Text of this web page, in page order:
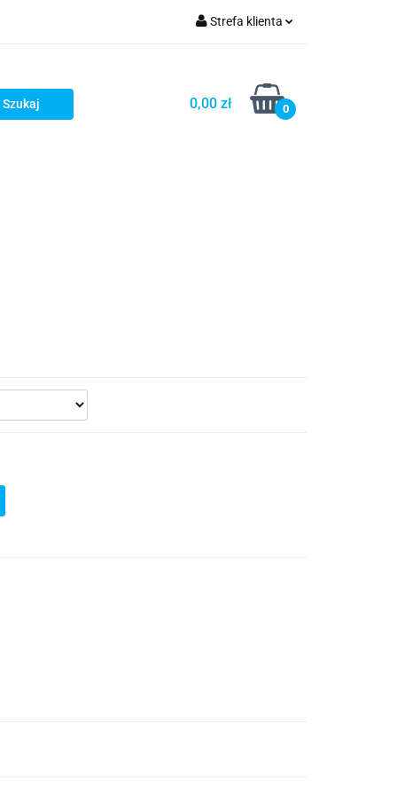
Strefa klienta
Zarejestruj się
Dodaj zgłoszenie
0,00 zł 0